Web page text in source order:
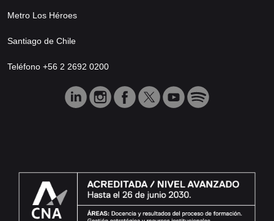
Metro Los Héroes
Santiago de Chile
Teléfono +56 2 2692 0200